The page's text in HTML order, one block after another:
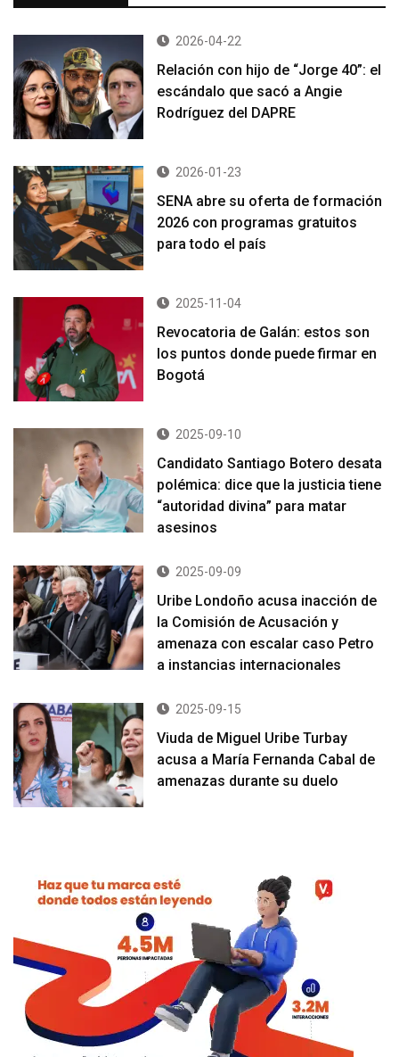
2026-04-22
Relación con hijo de “Jorge 40”: el
escándalo que sacó a Angie
Rodríguez del DAPRE
2026-01-23
SENA abre su oferta de formación
2026 con programas gratuitos
para todo el país
2025-11-04
Revocatoria de Galán: estos son
los puntos donde puede firmar en
Bogotá
2025-09-10
Candidato Santiago Botero desata
polémica: dice que la justicia tiene
“autoridad divina” para matar
asesinos
2025-09-09
Uribe Londoño acusa inacción de
la Comisión de Acusación y
amenaza con escalar caso Petro
a instancias internacionales
2025-09-15
Viuda de Miguel Uribe Turbay
acusa a María Fernanda Cabal de
amenazas durante su duelo